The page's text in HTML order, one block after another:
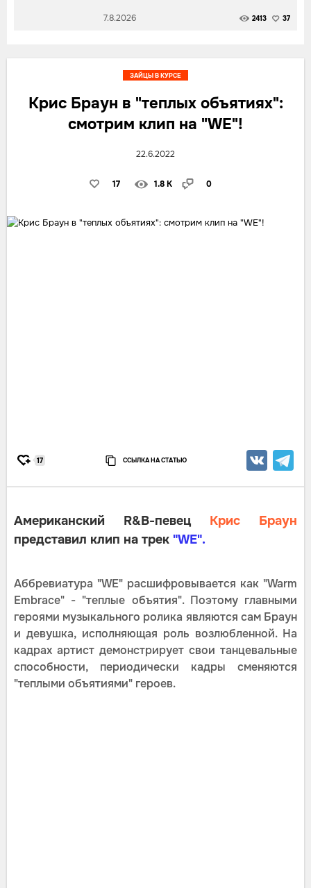
7.8.2026 2413 37
Крис Браун в "теплых объятиях":
смотрим клип на "WE"!
22.6.2022
17 1.8 K 0
ЗАЙЦЫ В КУРСЕ
17 ССЫЛКА НА СТАТЬЮ
Американский R&B-певец Крис Браун
представил клип на трек "WE".
Аббревиатура "WE" расшифровывается как "Warm
Embrace" - "теплые объятия". Поэтому главными
героями музыкального ролика являются сам Браун
и девушка, исполняющая роль возлюбленной. На
кадрах артист демонстрирует свои танцевальные
способности, периодически кадры сменяются
"теплыми объятиями" героев.